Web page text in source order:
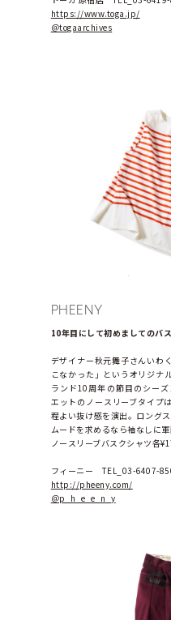
https://www.toga.jp/
＠togaarchives
PHEENY
10年目にして初めましてのバ
デザイナー秋元舞子さんいわ
こなかった」というオリジナ
ランド10周年の節目のシー
エットのノースリーブタイプ
程よい抜け感を演出。ロング
ムードを求めるなら袖なしに軍
ノースリーブバスクシャツ各
フィーニー　TEL_03-6407-
http://pheeny.com/
＠p_h_e_e_n_y